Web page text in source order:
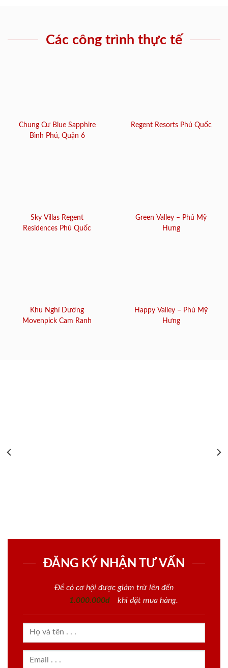
Các công trình thực tế
Chung Cư Blue Sapphire
Bình Phú, Quận 6
Regent Resorts Phú Quốc
Sky Villas Regent
Residences Phú Quốc
Green Valley – Phú Mỹ
Hưng
Khu Nghỉ Dưỡng
Movenpick Cam Ranh
Happy Valley – Phú Mỹ
Hưng
ĐĂNG KÝ NHẬN TƯ VẤN
Để có cơ hội được giảm trừ lên đến
1.000.000đ
khi đặt mua hàng.